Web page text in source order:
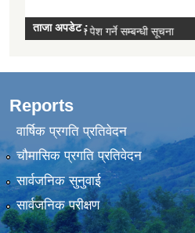
Reports
वार्षिक प्रगति प्रतिवेदन
चौमासिक प्रगति प्रतिवेदन
सार्वजनिक सुनुवाई
सार्वजनिक परीक्षण